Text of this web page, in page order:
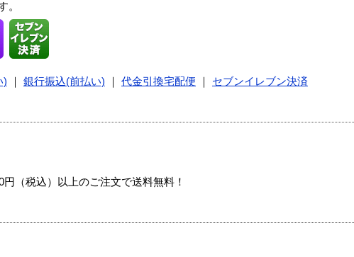
。
) 銀行振込(前払い) 代金引換宅配便
セブンイレブン決済
（税込）以上のご注文で送料無料！